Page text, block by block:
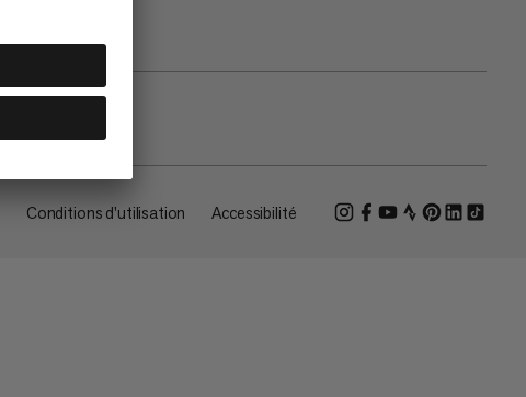
Conditions d'utilisation Accessibilité